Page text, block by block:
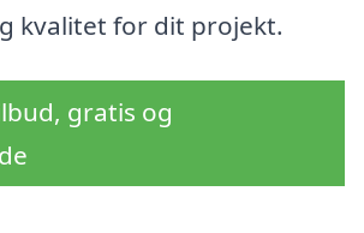
kvalitet for dit projekt.
gratis og